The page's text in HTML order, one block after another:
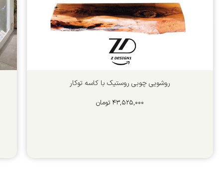
روشویی چوبی روستیک با کاسه توکار
۴۳,۵۲۵,۰۰۰ تومان